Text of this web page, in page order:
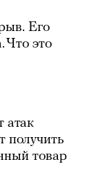
Его
Что это
атак
получить
товар